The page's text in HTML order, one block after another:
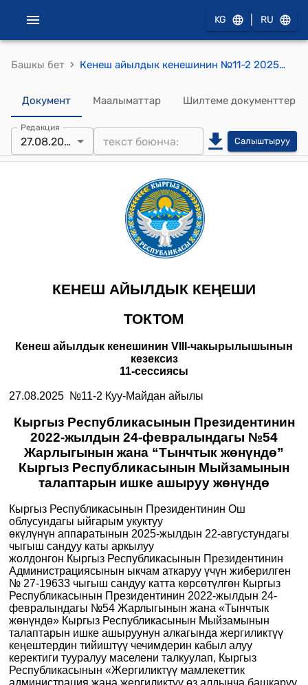
KG RU
Башкы бет › Кенеш айылдык кенешинин №11-2 2025 Кыргыз Республикасынын Президентинин 2022-жылдын 24-февралындагы №54 Жарлыгынын жана “Тынчтык жөнүндө” Кыргыз Республикасынын Мыйзамынын талаптарын ишке ашыруу жөнүндө
Документ Маалыматтар Шилтеме документтер
Редакция
27.08.2025 Салыштыруу